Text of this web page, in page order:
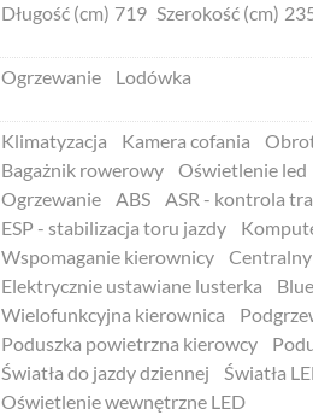
Długość (cm) 719 Szerokość (cm)
Ogrzewanie Lodówka
Klimatyzacja Kamera cofania
Bagażnik rowerowy
Oświetlenie led
Ogrzewanie
ABS
ASR - kontrola
ESP - stabilizacja toru jazdy
Wspomaganie kierownicy
Elektrycznie ustawiane lusterka
Wielofunkcyjna kierownica
Poduszka powietrzna kierowcy
Światła do jazdy dziennej
Światła
Oświetlenie wewnętrzne LED